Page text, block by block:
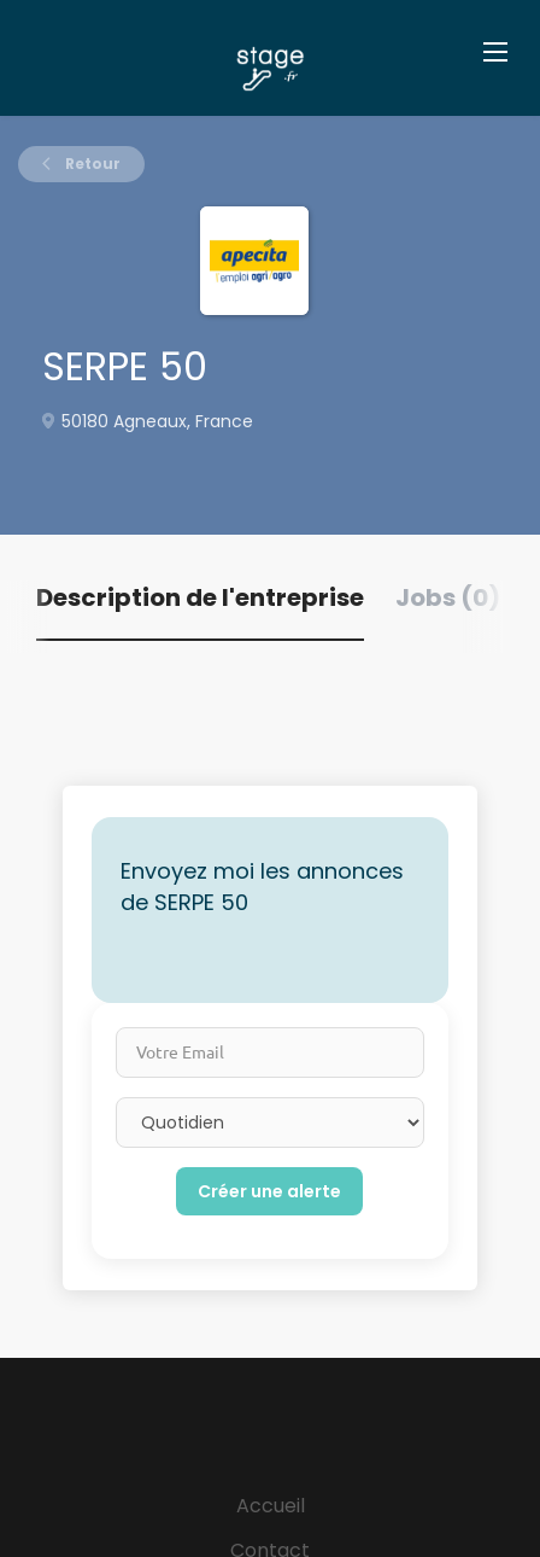
Retour
SERPE 50
50180 Agneaux, France
Description de l'entreprise Jobs (0)
Envoyez moi les annonces
de SERPE 50
Votre Email
Email frequency
Accueil
Contact